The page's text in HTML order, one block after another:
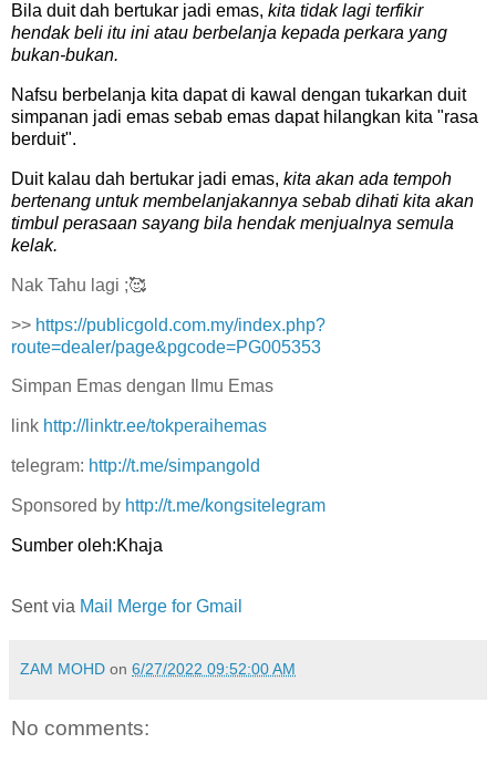
Bila duit dah bertukar jadi emas, kita tidak lagi terfikir
hendak beli itu ini atau berbelanja kepada perkara yang
bukan-bukan.
Nafsu berbelanja kita dapat di kawal dengan tukarkan duit
simpanan jadi emas sebab emas dapat hilangkan kita "rasa
berduit".
Duit kalau dah bertukar jadi emas, kita akan ada tempoh
bertenang untuk membelanjakannya sebab dihati kita akan
timbul perasaan sayang bila hendak menjualnya semula
kelak.
Nak Tahu lagi ;🥰
>> https://publicgold.com.my/index.php?
route=dealer/page&pgcode=PG005353
Simpan Emas dengan Ilmu Emas
link http://linktr.ee/tokperaihemas
telegram: http://t.me/simpangold
Sponsored by http://t.me/kongsitelegram
Sumber oleh:Khaja
Sent via Mail Merge for Gmail
ZAM MOHD on 6/27/2022 09:52:00 AM
No comments: